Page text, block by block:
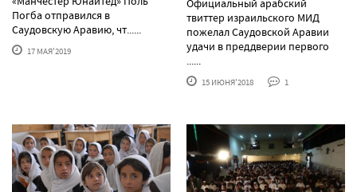
Погба отправился в
Саудовскую Аравию, чт......
17 МАЯ'2019
Официальный арабский
твиттер израильского МИД
пожелал Саудовской Аравии
удачи в преддверии первого
......
15 ИЮНЯ'2018 1